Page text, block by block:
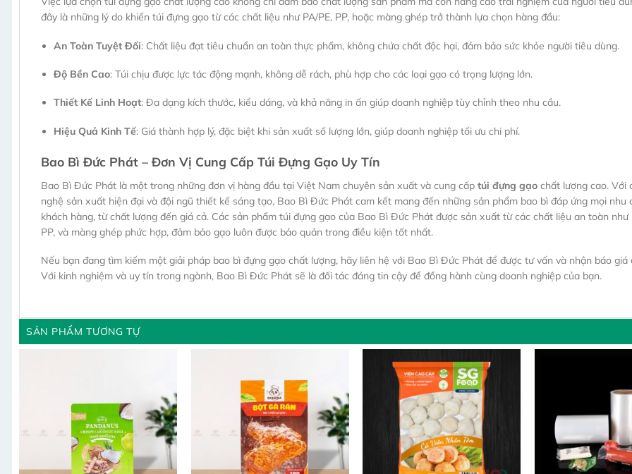
đây là những lý do khiến túi đựng gạo từ các chất liệu như PA/PE, PP, hoặc màng ghép trở thành lựa chọn hàng đầu:
An Toàn Tuyệt Đối: Chất liệu đạt tiêu chuẩn an toàn thực phẩm, không chứa chất độc hại, đảm bảo sức khỏe người tiêu dùng.
Độ Bền Cao: Túi chịu được lực tác động mạnh, không dễ rách, phù hợp cho các loại gạo có trọng lượng lớn.
Thiết Kế Linh Hoạt: Đa dạng kích thước, kiểu dáng, và khả năng in ấn giúp doanh nghiệp tùy chỉnh theo nhu cầu.
Hiệu Quả Kinh Tế: Giá thành hợp lý, đặc biệt khi sản xuất số lượng lớn, giúp doanh nghiệp tối ưu chi phí.
Bao Bì Đức Phát – Đơn Vị Cung Cấp Túi Đựng Gạo Uy Tín
Bao Bì Đức Phát là một trong những đơn vị hàng đầu tại Việt Nam chuyên sản xuất và cung cấp túi đựng gạo chất lượng cao. Với
nghệ sản xuất hiện đại và đội ngũ thiết kế sáng tạo, Bao Bì Đức Phát cam kết mang đến những sản phẩm bao bì đáp ứng mọi nhu
khách hàng, từ chất lượng đến giá cả. Các sản phẩm túi đựng gạo của Bao Bì Đức Phát được sản xuất từ các chất liệu an toàn như
PP, và màng ghép phức hợp, đảm bảo gạo luôn được bảo quản trong điều kiện tốt nhất.
Nếu bạn đang tìm kiếm một giải pháp bao bì đựng gạo chất lượng, hãy liên hệ với Bao Bì Đức Phát để được tư vấn và nhận báo giá
Với kinh nghiệm và uy tín trong ngành, Bao Bì Đức Phát sẽ là đối tác đáng tin cậy để đồng hành cùng doanh nghiệp của bạn.
SẢN PHẨM TƯƠNG TỰ